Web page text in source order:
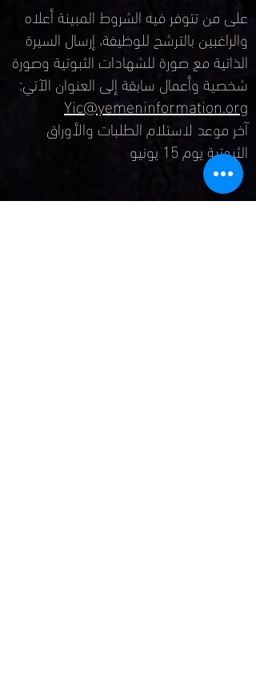
على من تتوفر فيه الشروط المبينة أعلاه
والراغبين بالترشح للوظيفة، إرسال السيرة
الذاتية مع صورة للشهادات الثبوتية وصورة
شخصية وأعمال سابقة إلى العنوان الآتي:
Yic@yemeninformation.org
آخر موعد لاستلام الطلبات والأوراق
الثبوتية يوم 15 يونيو